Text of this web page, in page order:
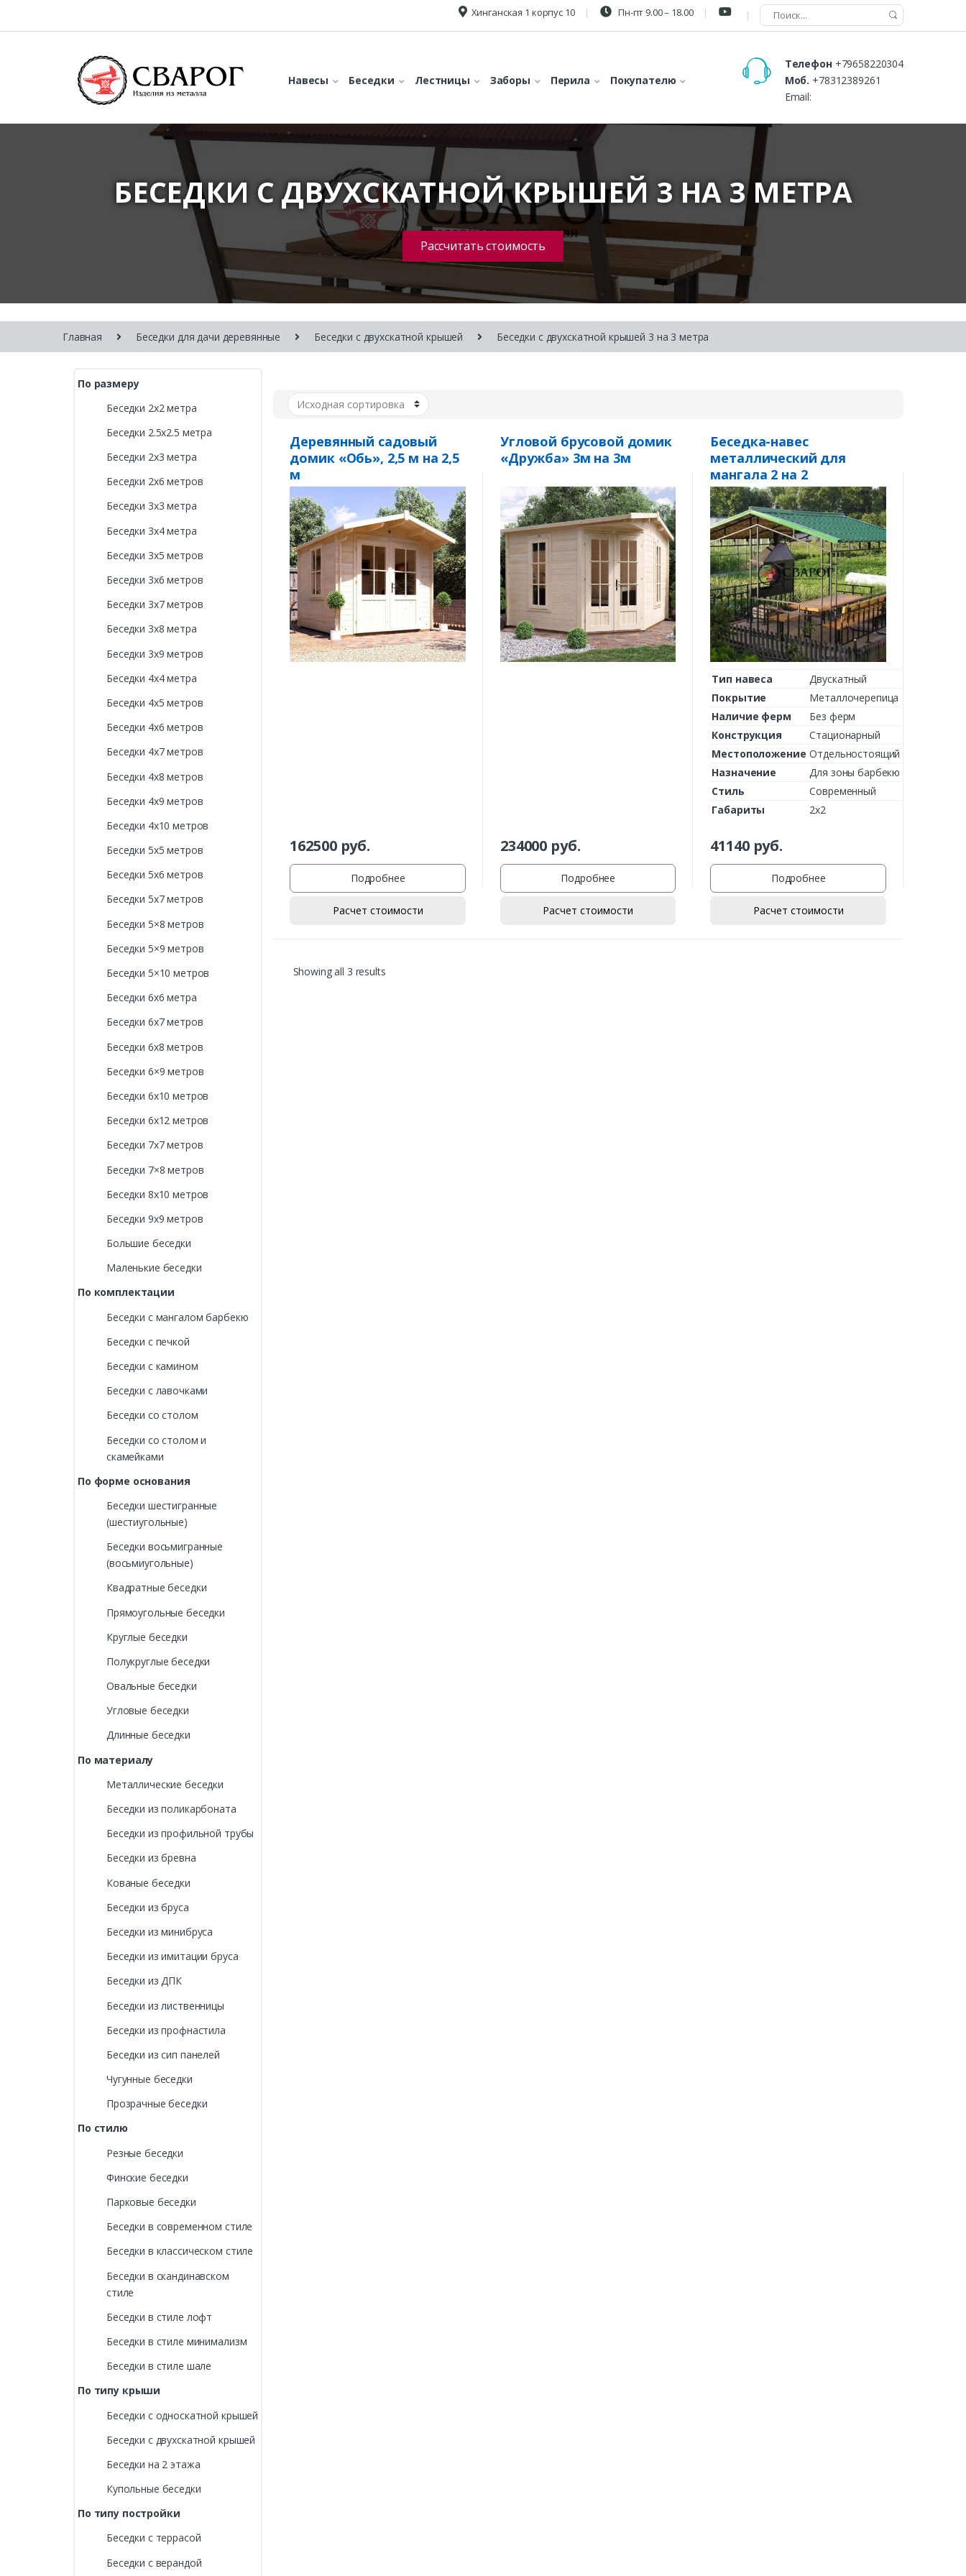
Хинганская 1 корпус 10 Пн-пт 9.00 – 18.00
Навесы Беседки Лестницы Заборы Перила Покупателю
Телефон +79658220304
Моб. +78312389261
Email:
БЕСЕДКИ С ДВУХСКАТНОЙ КРЫШЕЙ 3 НА 3 МЕТРА
Рассчитать стоимость
Главная Беседки для дачи деревянные Беседки с двухскатной крышей Беседки с двухскатной крышей 3 на 3 метра
Деревянный садовый
домик «Обь», 2,5 м на 2,5
м
162500руб.
Подробнее
Расчет стоимости
Угловой брусовой домик
«Дружба» 3м на 3м
234000 руб.
Подробнее
Расчет стоимости
Беседка-навес
металлический для
мангала 2 на 2
«Стремительная»
Тип навеса
Двускатный
Покрытие
Металлочерепица
Наличие ферм
Без ферм
Конструкция
Стационарный
Местоположение Отдельностоящий
Назначение
Для зоны барбекю
Стиль
Современный
Габариты
2х2
41140руб.
Подробнее
Расчет стоимости
Showing all 3 results
По размеру
Беседки 2х2 метра
Беседки 2.5х2.5 метра
Беседки 2х3 метра
Беседки 2х6 метров
Беседки 3х3 метра
Беседки 3х4 метра
Беседки 3х5 метров
Беседки 3х6 метров
Беседки 3х7 метров
Беседки 3х8 метра
Беседки 3х9 метров
Беседки 4х4 метра
Беседки 4х5 метров
Беседки 4х6 метров
Беседки 4х7 метров
Беседки 4х8 метров
Беседки 4х9 метров
Беседки 4х10 метров
Беседки 5х5 метров
Беседки 5х6 метров
Беседки 5х7 метров
Беседки 5×8 метров
Беседки 5×9 метров
Беседки 5×10 метров
Беседки 6х6 метра
Беседки 6х7 метров
Беседки 6х8 метров
Беседки 6×9 метров
Беседки 6х10 метров
Беседки 6х12 метров
Беседки 7х7 метров
Беседки 7×8 метров
Беседки 8х10 метров
Беседки 9х9 метров
Большие беседки
Маленькие беседки
По комплектации
Беседки с мангалом барбекю
Беседки с печкой
Беседки с камином
Беседки с лавочками
Беседки со столом
Беседки со столом и
скамейками
По форме основания
Беседки шестигранные
(шестиугольные)
Беседки восьмигранные
(восьмиугольные)
Квадратные беседки
Прямоугольные беседки
Круглые беседки
Полукруглые беседки
Овальные беседки
Угловые беседки
Длинные беседки
По материалу
Металлические беседки
Беседки из поликарбоната
Беседки из профильной трубы
Беседки из бревна
Кованые беседки
Беседки из бруса
Беседки из минибруса
Беседки из имитации бруса
Беседки из ДПК
Беседки из лиственницы
Беседки из профнастила
Беседки из сип панелей
Чугунные беседки
Прозрачные беседки
По стилю
Резные беседки
Финские беседки
Парковые беседки
Беседки в современном стиле
Беседки в классическом стиле
Беседки в скандинавском
стиле
Беседки в стиле лофт
Беседки в стиле минимализм
Беседки в стиле шале
По типу крыши
Беседки с односкатной крышей
Беседки с двухскатной крышей
Беседки на 2 этажа
Купольные беседки
По типу постройки
Беседки с террасой
Беседки с верандой